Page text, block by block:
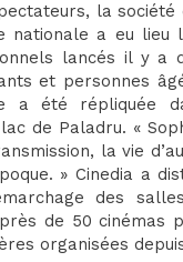
la société
nationale a eu
lancés il y a
et personnes
a été répliquée
de Paladru. «
la vie
» Cinedia a
des
de 50 cinémas
organisées